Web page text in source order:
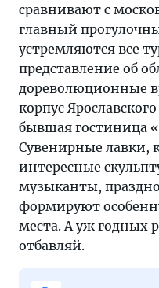
сравнивают с
главный
устремляются все
представление об
дореволюционные
корпус
бывшая гостиница
Сувенирные лавки,
интересные
музыканты,
формируют
места. А уж годных
отбавляй.